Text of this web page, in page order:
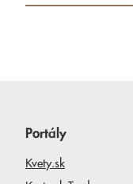
Portály
Kvety.sk